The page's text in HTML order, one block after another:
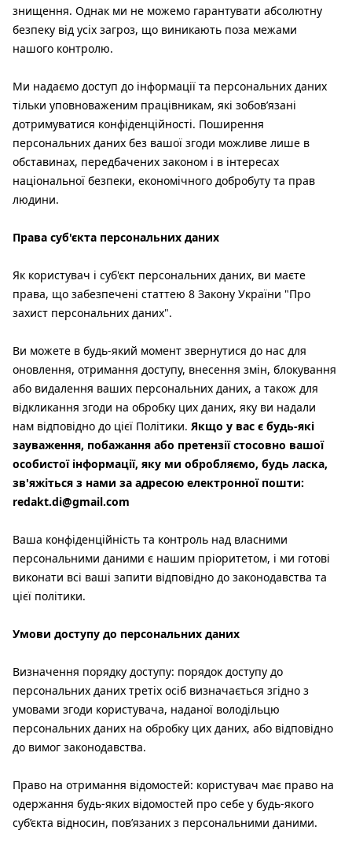
знищення. Однак ми не можемо гарантувати абсолютну
безпеку від усіх загроз, що виникають поза межами
нашого контролю.
Ми надаємо доступ до інформації та персональних даних
тільки уповноваженим працівникам, які зобов’язані
дотримуватися конфіденційності. Поширення
персональних даних без вашої згоди можливе лише в
обставинах, передбачених законом і в інтересах
національної безпеки, економічного добробуту та прав
людини.
Права суб'єкта персональних даних
Як користувач і суб'єкт персональних даних, ви маєте
права, що забезпечені статтею 8 Закону України "Про
захист персональних даних".
Ви можете в будь-який момент звернутися до нас для
оновлення, отримання доступу, внесення змін, блокування
або видалення ваших персональних даних, а також для
відкликання згоди на обробку цих даних, яку ви надали
нам відповідно до цієї Політики. Якщо у вас є будь-які
зауваження, побажання або претензії стосовно вашої
особистої інформації, яку ми обробляємо, будь ласка,
зв'яжіться з нами за адресою електронної пошти:
redakt.di@gmail.com
Ваша конфіденційність та контроль над власними
персональними даними є нашим пріоритетом, і ми готові
виконати всі ваші запити відповідно до законодавства та
цієї політики.
Умови доступу до персональних даних
Визначення порядку доступу: порядок доступу до
персональних даних третіх осіб визначається згідно з
умовами згоди користувача, наданої володільцю
персональних даних на обробку цих даних, або відповідно
до вимог законодавства.
Право на отримання відомостей: користувач має право на
одержання будь-яких відомостей про себе у будь-якого
суб’єкта відносин, пов’язаних з персональними даними.